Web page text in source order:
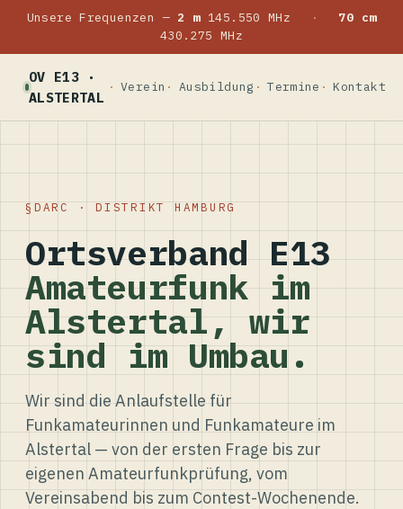
Unsere Frequenzen — 2 m145.550 MHz ·
70 cm
430.275 MHz
OV E13 ·
ALSTERTAL
Verein Ausbildung Termine Kontakt
DARC · DISTRIKT HAMBURG
Ortsverband E13
Amateurfunk im
Alstertal, wir
sind im Umbau.
Wir sind die Anlaufstelle für
Funkamateurinnen und Funkamateure im
Alstertal — von der ersten Frage bis zur
eigenen Amateurfunkprüfung, vom
Vereinsabend bis zum Contest-Wochenende.